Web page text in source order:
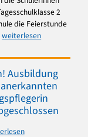
2
die Feierstunde
weiterlesen
Ausbildung